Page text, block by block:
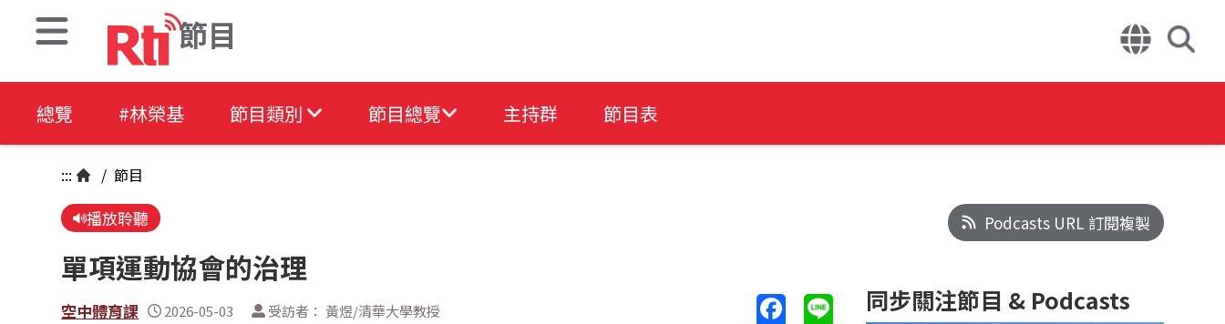
節目
總覽 #林榮基 節目類別 節目總覽 主持群 節目表
::: / 節目
播放聆聽
單項運動協會的治理
空中體育課 2026-05-03 受訪者： 黃煜/清華大學教授
Podcasts URL 訂閱複製
同步關注節目 & Podcasts